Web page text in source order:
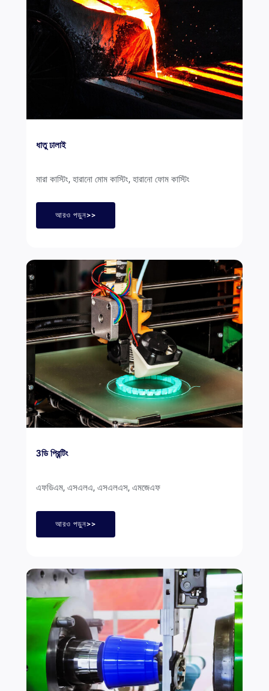
ধাতু ঢালাই
মারা কাস্টিং, হারানো মোম কাস্টিং, হারানো ফোম কাস্টিং
আরও পড়ুন>>
3ডি প্রিন্টিং
এফডিএম, এসএলএ, এসএলএস, এমজেএফ
আরও পড়ুন>>